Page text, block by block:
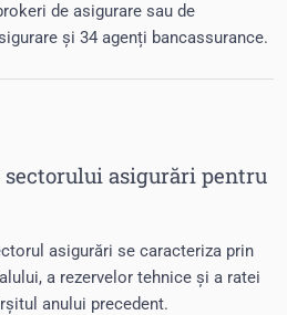
de asigurare sau de
și 34 agenți bancassurance.
asigurări pentru
asigurări se caracteriza prin
a rezervelor tehnice și a ratei
anului precedent.